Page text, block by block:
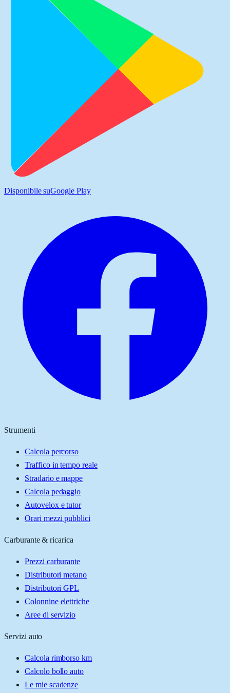
Disponibile suGoogle Play
Strumenti
Calcola percorso
Traffico in tempo reale
Stradario e mappe
Calcola pedaggio
Autovelox e tutor
Orari mezzi pubblici
Carburante & ricarica
Prezzi carburante
Distributori metano
Distributori GPL
Colonnine elettriche
Aree di servizio
Servizi auto
Calcola rimborso km
Calcolo bollo auto
Le mie scadenze